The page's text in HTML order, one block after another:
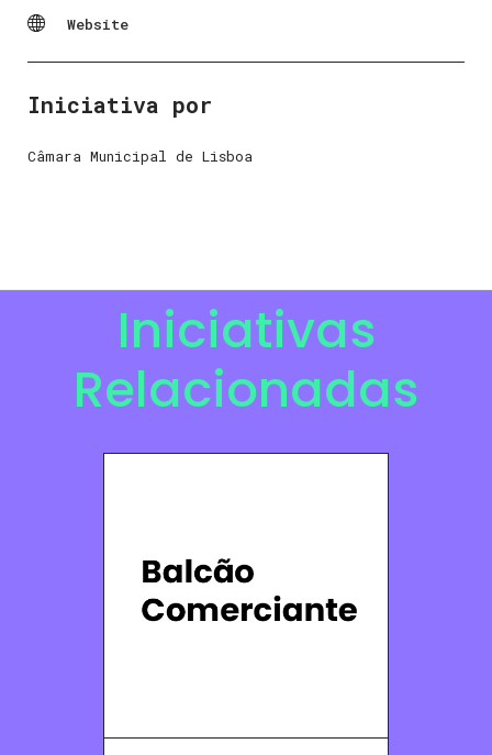
Website
Iniciativa por
Câmara Municipal de Lisboa
Iniciativas
Relacionadas